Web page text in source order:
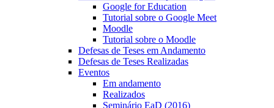
Google for Education
Tutorial sobre o Google Meet
Moodle
Tutorial sobre o Moodle
Defesas de Teses em Andamento
Defesas de Teses Realizadas
Eventos
Em andamento
Realizados
Seminário EaD (2016)